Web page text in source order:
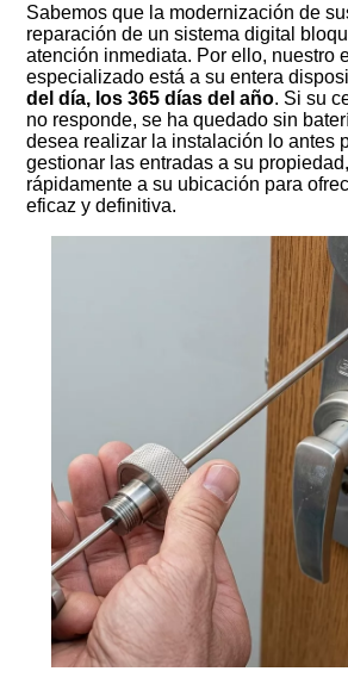
Sabemos que la modernización de
reparación de un sistema digital
atención inmediata. Por ello, nuestro
especializado está a su entera
del día, los 365 días del año. Si su
no responde, se ha quedado sin
desea realizar la instalación lo antes
gestionar las entradas a su
rápidamente a su ubicación para
eficaz y definitiva.